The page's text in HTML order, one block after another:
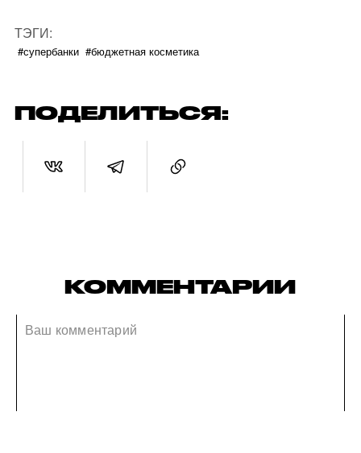
ТЭГИ:
#супербанки #бюджетная косметика
ПОДЕЛИТЬСЯ:
КОММЕНТАРИИ